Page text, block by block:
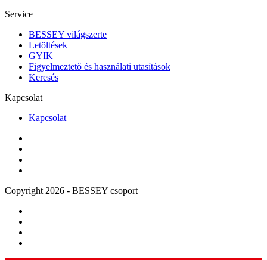
Service
BESSEY világszerte
Letöltések
GYIK
Figyelmeztető és használati utasítások
Keresés
Kapcsolat
Kapcsolat
Copyright 2026 - BESSEY csoport